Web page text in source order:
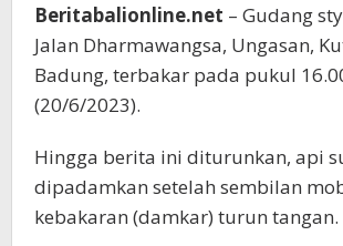
Beritabalionline.net – Gudang
Jalan Dharmawangsa, Ungasan,
Badung, terbakar pada pukul
(20/6/2023).
Hingga berita ini diturunkan, api
dipadamkan setelah sembilan
kebakaran (damkar) turun tangan.